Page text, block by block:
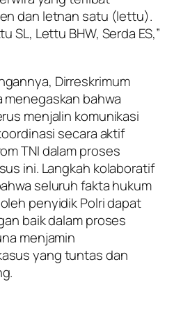
dan letnan satu (lettu).
SL, Lettu BHW, Serda ES,”
Dirreskrimum
menegaskan bahwa
menjalin komunikasi
secara aktif
TNI dalam proses
ini. Langkah kolaboratif
seluruh fakta hukum
penyidik Polri dapat
baik dalam proses
menjamin
yang tuntas dan